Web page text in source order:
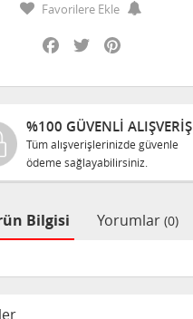
Favorilere Ekle
Facebook
Twitter
%100 GÜVENLİ ALIŞVERİŞ
Tüm alışverişlerinizde güvenle
ödeme sağlayabilirsiniz.
Bilgisi Yorumlar (0)